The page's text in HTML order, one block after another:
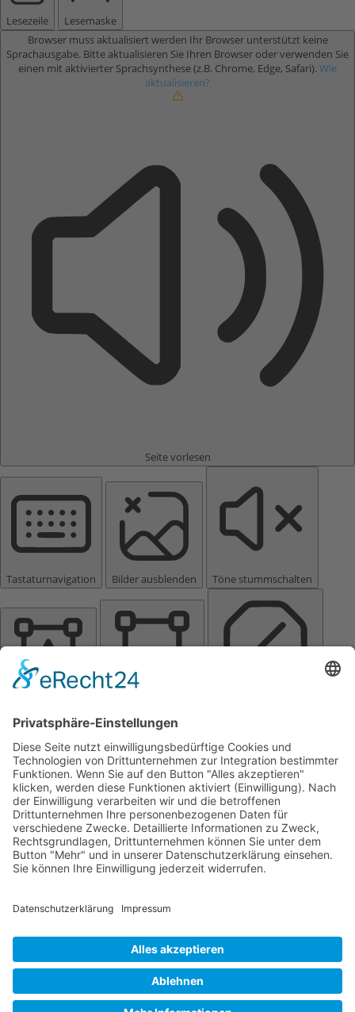
Lesezeile
Lesemaske
Browser muss aktualisiert werden Ihr Browser unterstützt keine
Sprachausgabe. Bitte aktualisieren Sie Ihren Browser oder verwenden Sie
einen mit aktivierter Sprachsynthese (z.B. Chrome, Edge, Safari).Wie
aktualisieren?
Seite vorlesen
Tastaturnavigation Bilder ausblenden Töne stummschalten
Einstellungen zurücksetzen
Reply